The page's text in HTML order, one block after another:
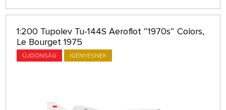
1:200 Tupolev Tu-144S Aeroflot ″1970s″ Colors,
Le Bourget 1975
ÚJDONSÁG IGÉNYESNEK